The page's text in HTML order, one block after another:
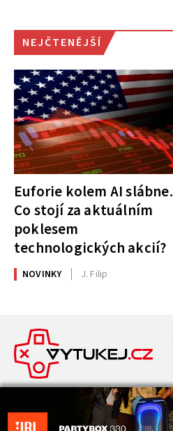
NEJČTENĚJŠÍ
Euforie kolem AI slábne.
Co stojí za aktuálním
poklesem
technologických akcií?
NOVINKY J. Filip